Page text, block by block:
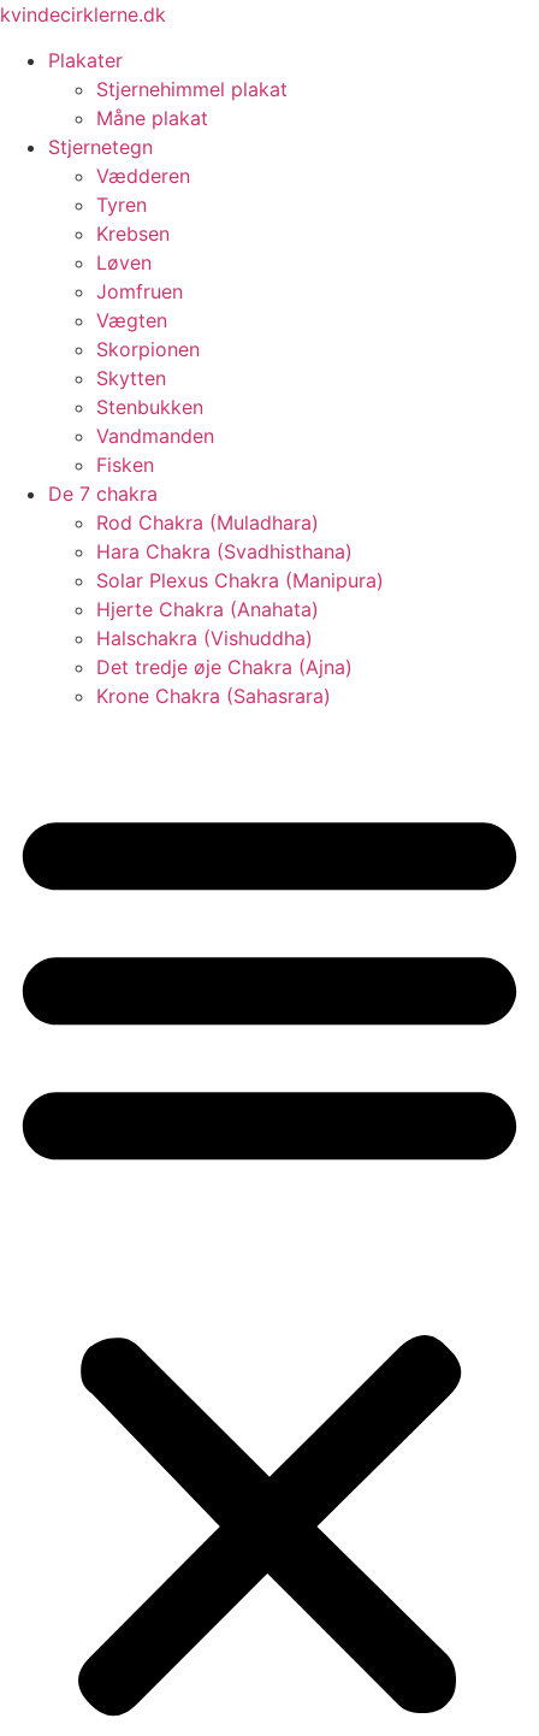
Videre
indhold
kvindecirklerne.dk
Plakater
Stjernehimmel plakat
Måne plakat
Stjernetegn
Vædderen
Tyren
Krebsen
Løven
Jomfruen
Vægten
Skorpionen
Skytten
Stenbukken
Vandmanden
Fisken
De 7 chakra
Rod Chakra (Muladhara)
Hara Chakra (Svadhisthana)
Solar Plexus Chakra (Manipura)
Hjerte Chakra (Anahata)
Halschakra (Vishuddha)
Det tredje øje Chakra (Ajna)
Krone Chakra (Sahasrara)